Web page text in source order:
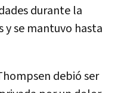
durante la
y se mantuvo hasta
debió ser